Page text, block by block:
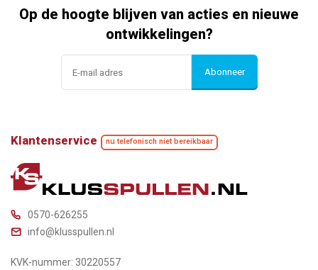
Op de hoogte blijven van acties en nieuwe
ontwikkelingen?
Abonneer
Klantenservice nu telefonisch niet bereikbaar
0570-626255
info@klusspullen.nl
KVK-nummer: 30220557